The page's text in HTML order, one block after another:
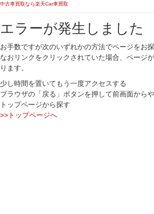
中古車買取なら楽天Car車買取
エラーが発生しました
お手数ですが次のいずれかの方法でページをお探
なおリンクをクリックされていた場合、ページ
ります。
少し時間を置いてもう一度アクセスする
ブラウザの「戻る」ボタンを押して前画面から
トップページから探す
>>トップページへ